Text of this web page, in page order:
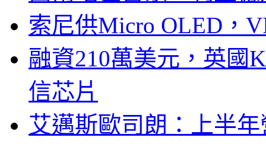
索尼供Micro OLED，
融資210萬美元，英國
信芯片
艾邁斯歐司朗：上半